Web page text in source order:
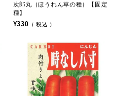
次郎丸（ほうれん草の種）【固定
種】
¥330 税込